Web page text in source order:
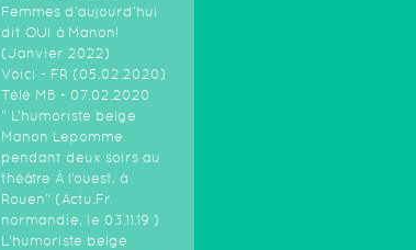
Femmes d'aujourd'hui
dit OUI à Manon!
(Janvier 2022)
Voici - FR (05.02.2020)
Télé MB - 07.02.2020
" L’humoriste belge
Manon Lepomme
pendant deux soirs au
théâtre À l’ouest, à
Rouen" (Actu.Fr
normandie, le 03.11.19 )
L'humoriste belge